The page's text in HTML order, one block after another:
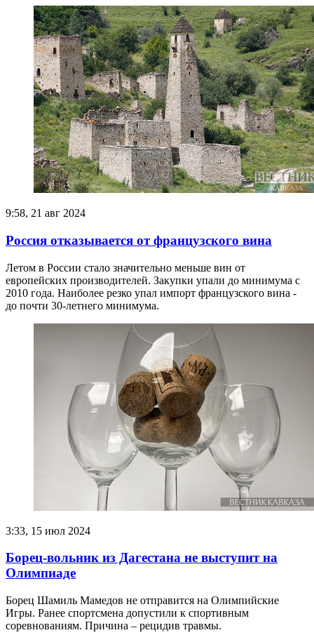
9:58, 21 авг 2024
Россия отказывается от французского вина
Летом в России стало значительно меньше вин от
европейских производителей. Закупки упали до минимума с
2010 года. Наиболее резко упал импорт французского вина -
до почти 30-летнего минимума.
3:33, 15 июл 2024
Борец-вольник из Дагестана не выступит на
Олимпиаде
Борец Шамиль Мамедов не отправится на Олимпийские
Игры. Ранее спортсмена допустили к спортивным
соревнованиям. Причина – рецидив травмы.